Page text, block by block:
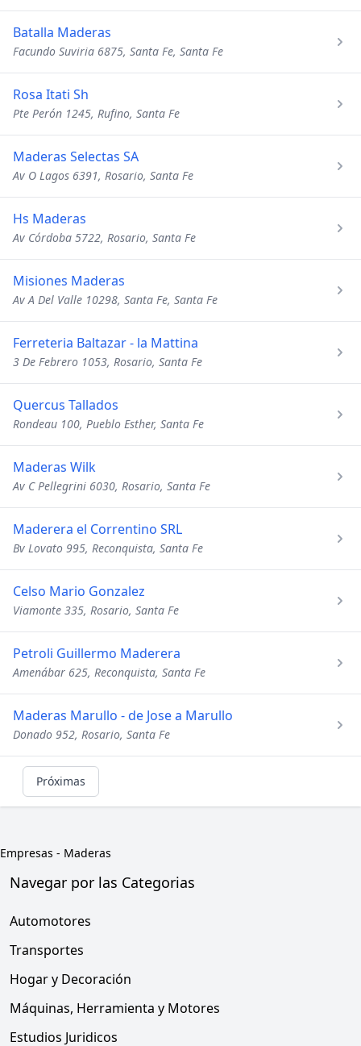
Batalla Maderas
Facundo Suviria 6875, Santa Fe, Santa Fe
Rosa Itati Sh
Pte Perón 1245, Rufino, Santa Fe
Maderas Selectas SA
Av O Lagos 6391, Rosario, Santa Fe
Hs Maderas
Av Córdoba 5722, Rosario, Santa Fe
Misiones Maderas
Av A Del Valle 10298, Santa Fe, Santa Fe
Ferreteria Baltazar - la Mattina
3 De Febrero 1053, Rosario, Santa Fe
Quercus Tallados
Rondeau 100, Pueblo Esther, Santa Fe
Maderas Wilk
Av C Pellegrini 6030, Rosario, Santa Fe
Maderera el Correntino SRL
Bv Lovato 995, Reconquista, Santa Fe
Celso Mario Gonzalez
Viamonte 335, Rosario, Santa Fe
Petroli Guillermo Maderera
Amenábar 625, Reconquista, Santa Fe
Maderas Marullo - de Jose a Marullo
Donado 952, Rosario, Santa Fe
Próximas
Empresas - Maderas
Navegar por las Categorias
Automotores
Transportes
Hogar y Decoración
Máquinas, Herramienta y Motores
Estudios Juridicos